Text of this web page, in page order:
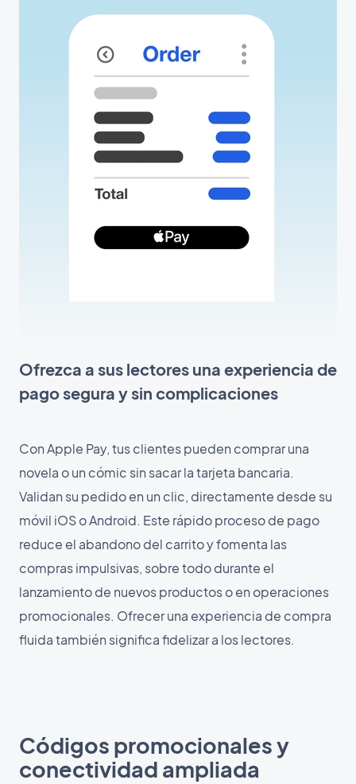
Ofrezca a sus lectores una experiencia de
pago segura y sin complicaciones
Con Apple Pay, tus clientes pueden comprar una
novela o un cómic sin sacar la tarjeta bancaria.
Validan su pedido en un clic, directamente desde su
móvil iOS o Android. Este rápido proceso de pago
reduce el abandono del carrito y fomenta las
compras impulsivas, sobre todo durante el
lanzamiento de nuevos productos o en operaciones
promocionales. Ofrecer una experiencia de compra
fluida también significa fidelizar a los lectores.
Códigos promocionales y
conectividad ampliada